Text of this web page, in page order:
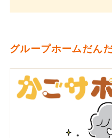
グループホームだん